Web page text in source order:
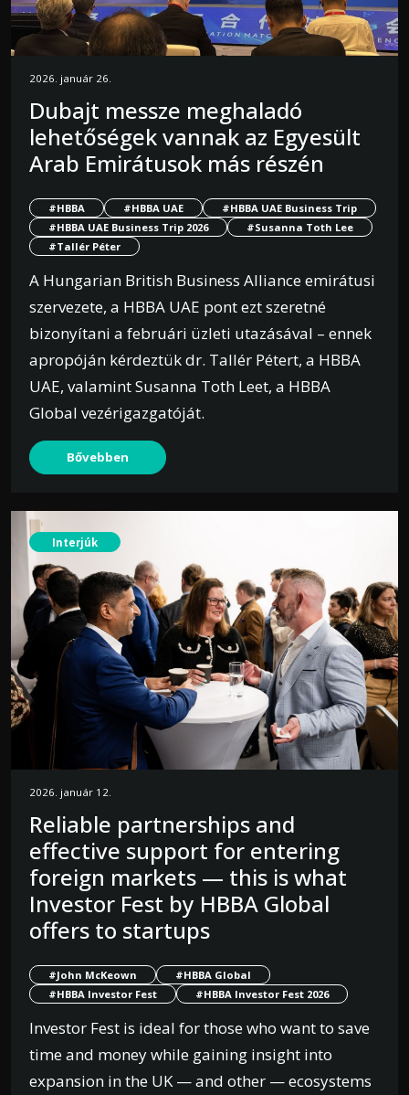
2026. január 26.
Dubajt messze meghaladó
lehetőségek vannak az Egyesült
Arab Emirátusok más részén
#HBBA #HBBA UAE
#HBBA UAE Business Trip
#HBBA UAE Business Trip 2026
#Susanna Toth Lee
#Tallér Péter
A Hungarian British Business Alliance emirátusi
szervezete, a HBBA UAE pont ezt szeretné
bizonyítani a februári üzleti utazásával – ennek
apropóján kérdeztük dr. Tallér Pétert, a HBBA
UAE, valamint Susanna Toth Leet, a HBBA
Global vezérigazgatóját.
Bővebben
Interjúk
2026. január 12.
Reliable partnerships and
effective support for entering
foreign markets — this is what
Investor Fest by HBBA Global
offers to startups
#John McKeown
#HBBA Global
#HBBA Investor Fest
#HBBA Investor Fest 2026
Investor Fest is ideal for those who want to save
time and money while gaining insight into
expansion in the UK — and other — ecosystems